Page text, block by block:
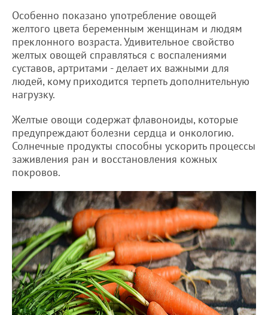
Особенно показано употребление овощей
желтого цвета беременным женщинам и людям
преклонного возраста. Удивительное свойство
желтых овощей справляться с воспалениями
суставов, артритами - делает их важными для
людей, кому приходится терпеть дополнительную
нагрузку.
Желтые овощи содержат флавоноиды, которые
предупреждают болезни сердца и онкологию.
Солнечные продукты способны ускорить процессы
заживления ран и восстановления кожных
покровов.